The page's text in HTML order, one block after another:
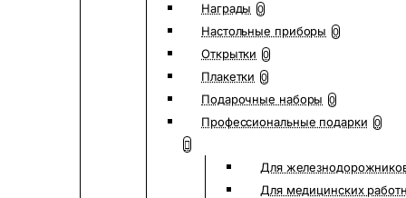
Награды 0
Настольные приборы 0
Открытки 0
Плакетки 0
Подарочные наборы 0
Профессиональные подарки 0
Для
Для медицинских